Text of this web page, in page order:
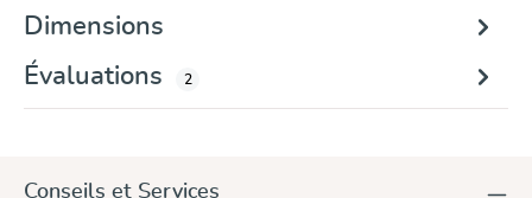
Dimensions
Évaluations
2
Conseils et Services